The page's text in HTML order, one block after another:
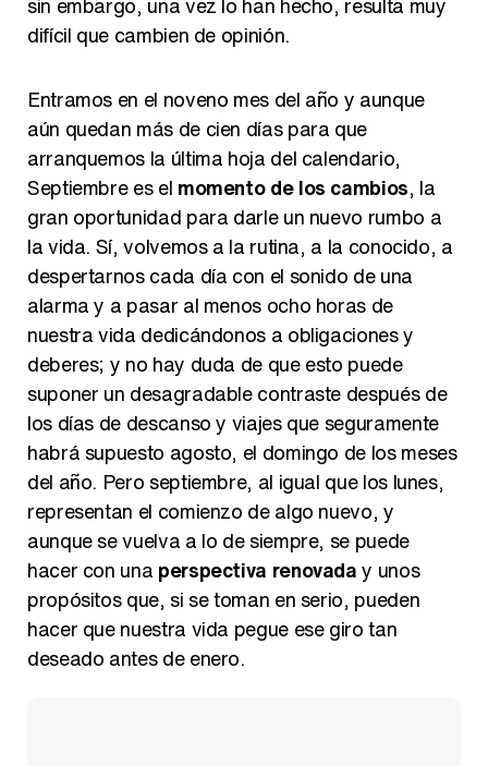
difícil que cambien de opinión.
Entramos en el noveno mes del año y aunque
aún quedan más de cien días para que
arranquemos la última hoja del calendario,
Septiembre es el momento de los cambios, la
gran oportunidad para darle un nuevo rumbo a
la vida. Sí, volvemos a la rutina, a la conocido, a
despertarnos cada día con el sonido de una
alarma y a pasar al menos ocho horas de
nuestra vida dedicándonos a obligaciones y
deberes; y no hay duda de que esto puede
suponer un desagradable contraste después de
los días de descanso y viajes que seguramente
habrá supuesto agosto, el domingo de los meses
del año. Pero septiembre, al igual que los lunes,
representan el comienzo de algo nuevo, y
aunque se vuelva a lo de siempre, se puede
hacer con una perspectiva renovaday unos
propósitos que, si se toman en serio, pueden
hacer que nuestra vida pegue ese giro tan
deseado antes de enero.